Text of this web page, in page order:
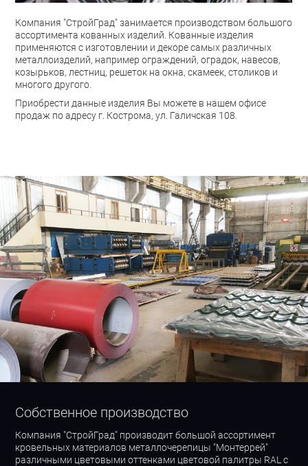
Компания "СтройГрад" занимается производством большого
ассортимента кованных изделий. Кованные изделия
применяются с изготовлении и декоре самых различных
металлоизделий, например ограждений, оградок, навесов,
козырьков, лестниц, решеток на окна, скамеек, столиков и
многого другого.
Приобрести данные изделия Вы можете в нашем офисе
продаж по адресу г. Кострома, ул. Галичская 108.
Собственное производство
Компания "СтройГрад" производит большой ассортимент
кровельных материалов металлочерепицы "Монтеррей"
различными цветовыми оттенками цветовой палитры RAL с